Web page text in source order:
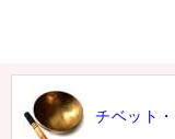
チベット